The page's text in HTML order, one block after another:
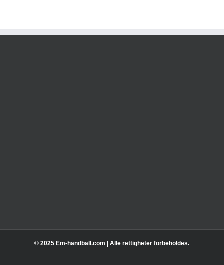
© 2025 Em-handball.com | Alle rettigheter forbeholdes.